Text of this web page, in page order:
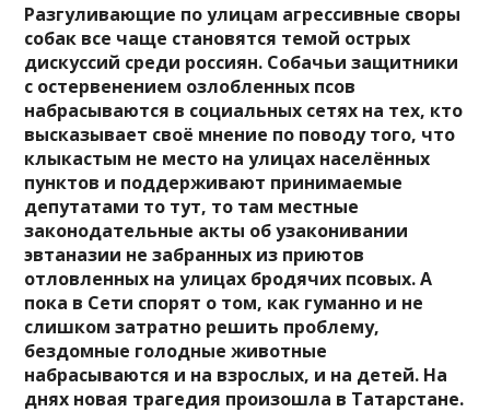
Разгуливающие по улицам агрессивные своры
собак все чаще становятся темой острых
дискуссий среди россиян. Собачьи защитники
с остервенением озлобленных псов
набрасываются в социальных сетях на тех, кто
высказывает своё мнение по поводу того, что
клыкастым не место на улицах населённых
пунктов и поддерживают принимаемые
депутатами то тут, то там местные
законодательные акты об узаконивании
эвтаназии не забранных из приютов
отловленных на улицах бродячих псовых. А
пока в Сети спорят о том, как гуманно и не
слишком затратно решить проблему,
бездомные голодные животные
набрасываются и на взрослых, и на детей. На
днях новая трагедия произошла в Татарстане.